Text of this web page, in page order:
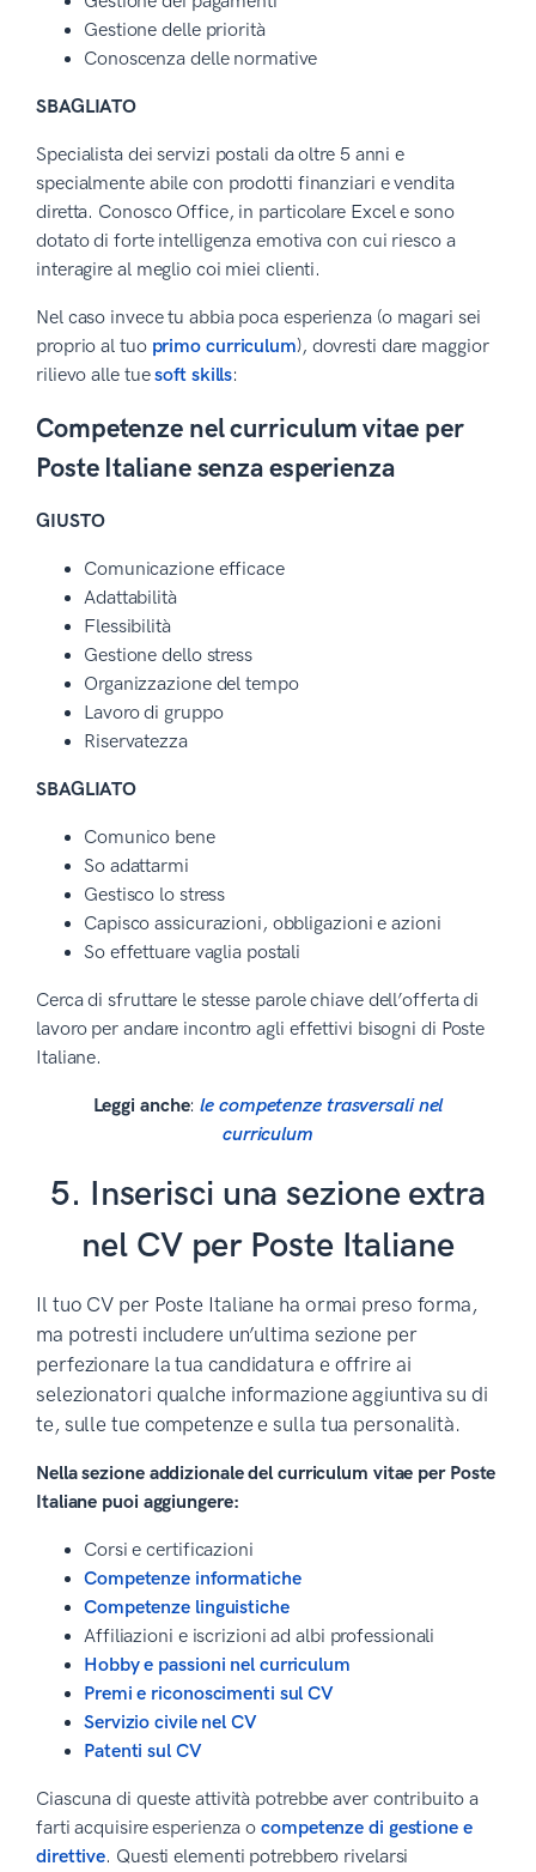
Gestione delle priorità
Conoscenza delle normative
SBAGLIATO
Specialista dei servizi postali da oltre 5 anni e
specialmente abile con prodotti finanziari e vendita
diretta. Conosco Office, in particolare Excel e sono
dotato di forte intelligenza emotiva con cui riesco a
interagire al meglio coi miei clienti.
Nel caso invece tu abbia poca esperienza (o magari sei
proprio al tuo primo curriculum), dovresti dare maggior
rilievo alle tuesoft skills:
Competenze nel curriculum vitae per
Poste Italiane senza esperienza
GIUSTO
Comunicazione efficace
Adattabilità
Flessibilità
Gestione dello stress
Organizzazione del tempo
Lavoro di gruppo
Riservatezza
SBAGLIATO
Comunico bene
So adattarmi
Gestisco lo stress
Capisco assicurazioni, obbligazioni e azioni
So effettuare vaglia postali
Cerca di sfruttare le stesse parole chiave dell’offerta di
lavoro per andare incontro agli effettivi bisogni di Poste
Italiane.
Leggi anche:le competenze trasversali nel
curriculum
5. Inserisci una sezione extra
nel CV per Poste Italiane
Il tuo CV per Poste Italiane ha ormai preso forma,
ma potresti includere un’ultima sezione per
perfezionare la tua candidatura e offrire ai
selezionatori qualche informazione aggiuntiva su di
te, sulle tue competenze e sulla tua personalità.
Nella sezione addizionale del curriculum vitae per Poste
Italiane puoi aggiungere:
Corsi e certificazioni
Competenze informatiche
Competenze linguistiche
Affiliazioni e iscrizioni ad albi professionali
Hobby e passioni nel curriculum
Premi e riconoscimenti sul CV
Servizio civile nel CV
Patenti sul CV
Ciascuna di queste attività potrebbe aver contribuito a
farti acquisire esperienza ocompetenze di gestione e
direttive. Questi elementi potrebbero rivelarsi